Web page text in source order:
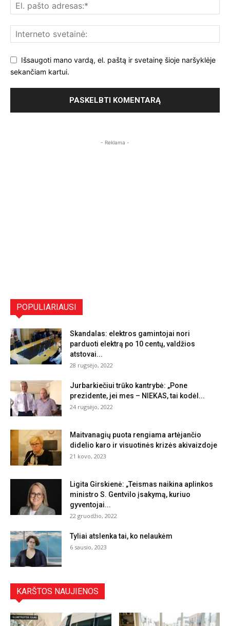
Išsaugoti mano vardą, el. paštą ir svetainę šioje naršyklėje
sekančiam kartui.
- Reklama -
POPULIARIAUSI
Skandalas: elektros gamintojai nori
parduoti elektrą po 10 centų, valdžios
atstovai...
28 rugsėjo, 2022
Jurbarkiečiui trūko kantrybė: „Pone
prezidente, jei mes – NIEKAS, tai kodėl...
24 rugsėjo, 2022
Maitvanagių puota rengiama artėjančio
didelio karo ir visuotinės krizės akivaizdoje
21 kovo, 2023
Ligita Girskienė: „Teismas naikina aplinkos
ministro S. Gentvilo įsakymą, kuriuo
gyventojai...
22 gruodžio, 2022
Tyliai atslenka tai, ko nelaukėm
6 sausio, 2023
KARŠTOS NAUJIENOS